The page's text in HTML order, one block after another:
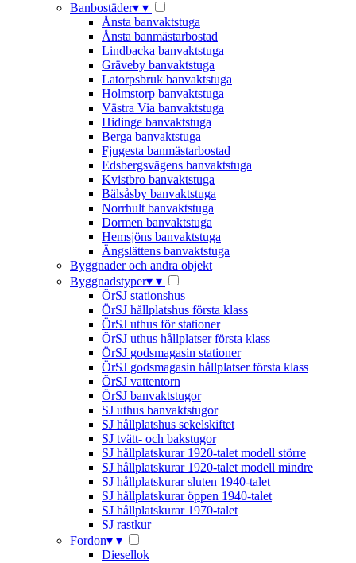
Banbostäder▾ ▾
Ånsta banvaktstuga
Ånsta banmästarbostad
Lindbacka banvaktstuga
Gräveby banvaktstuga
Latorpsbruk banvaktstuga
Holmstorp banvaktstuga
Västra Via banvaktstuga
Hidinge banvaktstuga
Berga banvaktstuga
Fjugesta banmästarbostad
Edsbergsvägens banvaktstuga
Kvistbro banvaktstuga
Bälsåsby banvaktstuga
Norrhult banvaktstuga
Dormen banvaktstuga
Hemsjöns banvaktstuga
Ängslättens banvaktstuga
Byggnader och andra objekt
Byggnadstyper▾ ▾
ÖrSJ stationshus
ÖrSJ hållplatshus första klass
ÖrSJ uthus för stationer
ÖrSJ uthus hållplatser första klass
ÖrSJ godsmagasin stationer
ÖrSJ godsmagasin hållplatser första klass
ÖrSJ vattentorn
ÖrSJ banvaktstugor
SJ uthus banvaktstugor
SJ hållplatshus sekelskiftet
SJ tvätt- och bakstugor
SJ hållplatskurar 1920-talet modell större
SJ hållplatskurar 1920-talet modell mindre
SJ hållplatskurar sluten 1940-talet
SJ hållplatskurar öppen 1940-talet
SJ hållplatskurar 1970-talet
SJ rastkur
Fordon▾ ▾
Diesellok